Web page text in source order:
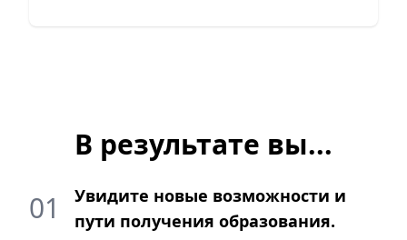
В результате вы...
01
Увидите новые возможности и
пути получения образования.